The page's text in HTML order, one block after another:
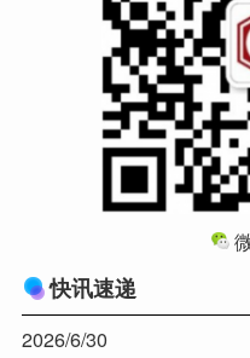
快讯速递
2026/6/30